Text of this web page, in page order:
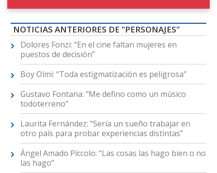
NOTICIAS ANTERIORES DE "PERSONAJES"
Dolores Fonzi: “En el cine faltan mujeres en
puestos de decisión”
Boy Olmi: “Toda estigmatización es peligrosa”
Gustavo Fontana: "Me defino como un músico
todoterreno"
Laurita Fernández: “Sería un sueño trabajar en
otro país para probar experiencias distintas”
Ángel Amado Píccolo: “Las cosas las hago bien o no
las hago”